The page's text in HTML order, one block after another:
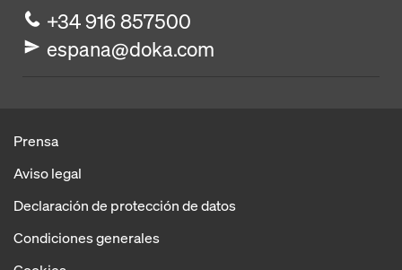
+34 916 857500
espana@doka.com
Prensa
Aviso legal
Declaración de protección de datos
Condiciones generales